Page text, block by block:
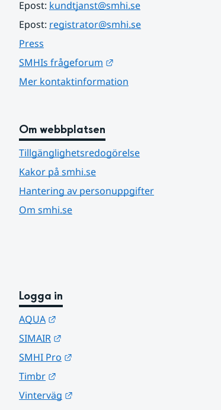
Epost: kundtjanst@smhi.se
Epost: registrator@smhi.se
Press
SMHIs frågeforum
Mer kontaktinformation
Om webbplatsen
Tillgänglighetsredogörelse
Kakor på smhi.se
Hantering av personuppgifter
Om smhi.se
Logga in
AQUA
SIMAIR
SMHI Pro
Timbr
Vinterväg